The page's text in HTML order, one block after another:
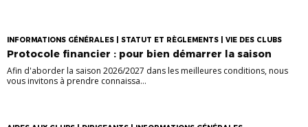
INFORMATIONS GÉNÉRALES | STATUT ET RÈGLEMENTS | VIE DES CLUBS
Protocole financier : pour bien démarrer la saison
Afin d'aborder la saison 2026/2027 dans les meilleures conditions, nous
vous invitons à prendre connaissa...